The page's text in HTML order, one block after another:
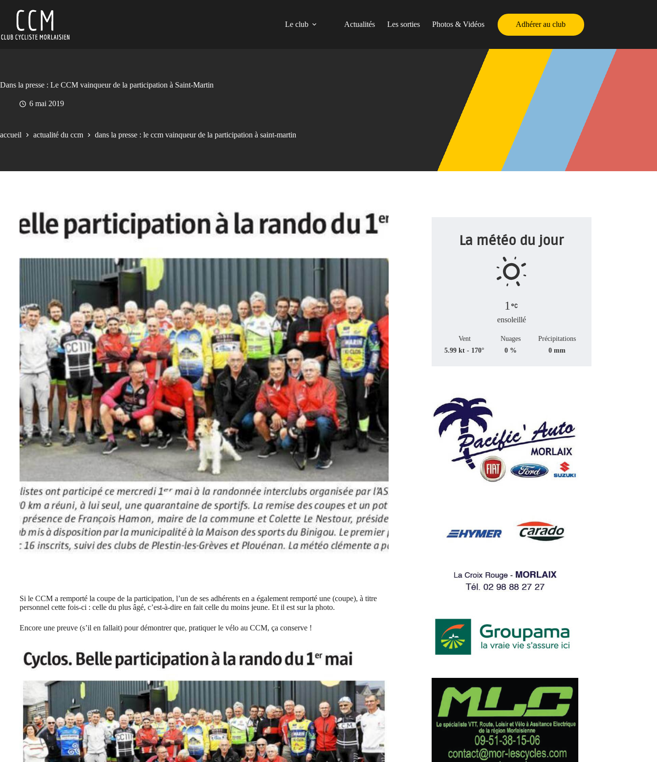
Le club Actualités Les sorties Photos & Vidéos Adhérer au club
Dans la presse : Le CCM vainqueur de la participation à Saint-Martin
6 mai 2019
accueil actualité du ccm dans la presse : le ccm vainqueur de la participation à saint-martin
Si le CCM a remporté la coupe de la participation, l’un de ses adhérents en a également remporté une (coupe), à titre
personnel cette fois-ci : celle du plus âgé, c’est-à-dire en fait celle du moins jeune. Et il est sur la photo.
Encore une preuve (s’il en fallait) pour démontrer que, pratiquer le vélo au CCM, ça conserve !
La météo du jour
1
ensoleillé
Vent
5.99 kt - 170°
Nuages
0 %
Précipitations
0 mm